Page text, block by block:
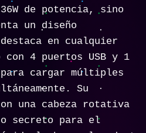
de potencia, sino
un diseño
en cualquier
con 4 puertos USB y 1
cargar múltiples
Su
una cabeza rotativa
secreto para el